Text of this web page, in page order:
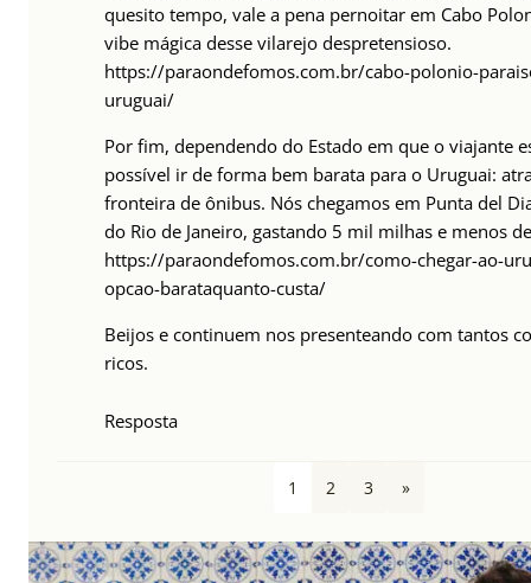
quesito tempo, vale a pena pernoitar em Cabo
vibe mágica desse vilarejo despretensioso.
https://paraondefomos.com.br/cabo-polonio-
uruguai/
Por fim, dependendo do Estado em que o viajante
possível ir de forma bem barata para o Uruguai:
fronteira de ônibus. Nós chegamos em Punta del
do Rio de Janeiro, gastando 5 mil milhas e menos
https://paraondefomos.com.br/como-chegar-ao-
opcao-barataquanto-custa/
Beijos e continuem nos presenteando com tantos
ricos.
Resposta
1 2 3 »